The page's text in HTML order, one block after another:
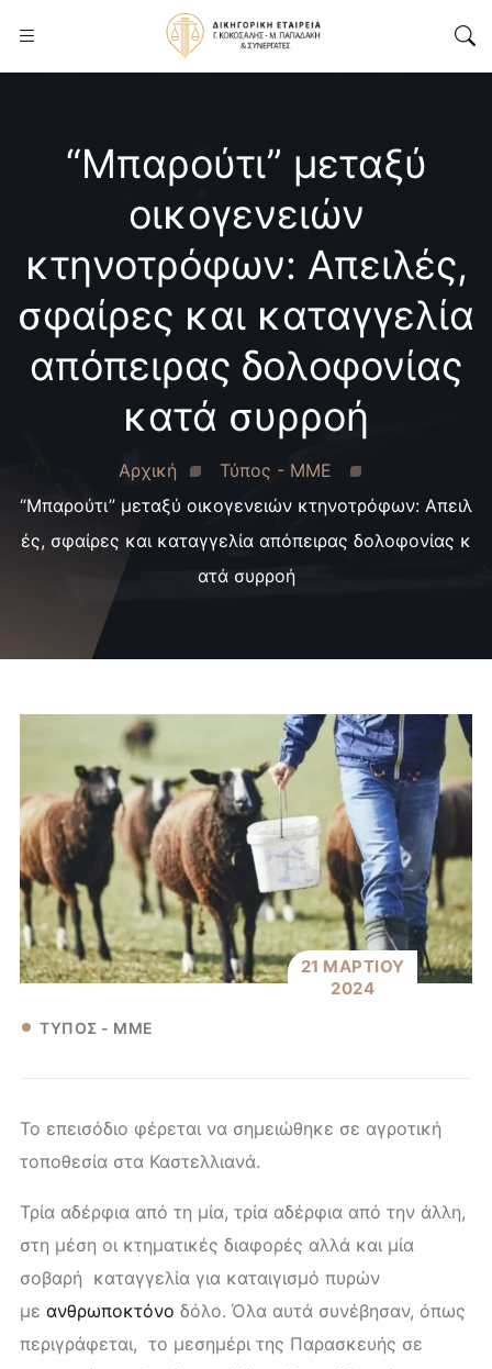
“Μπαρούτι” μεταξύ
οικογενειών
κτηνοτρόφων: Απειλές,
σφαίρες και καταγγελία
απόπειρας δολοφονίας
κατά συρροή
Αρχική
Τύπος - ΜΜΕ
“Μπαρούτι” μεταξύ οικογενειών κτηνοτρόφων: Απειλ
ές, σφαίρες και καταγγελία απόπειρας δολοφονίας κ
ατά συρροή
ΤΥΠΟΣ - ΜΜΕ
21 ΜΑΡΤΙΟΥ
2024
Το επεισόδιο φέρεται να σημειώθηκε σε αγροτική
τοποθεσία στα Καστελλιανά.
Τρία αδέρφια από τη μία, τρία αδέρφια από την άλλη,
στη μέση οι κτηματικές διαφορές αλλά και μία
σοβαρή καταγγελία για καταιγισμό πυρών
με ανθρωποκτόνο δόλο. Όλα αυτά συνέβησαν, όπως
περιγράφεται, το μεσημέρι της Παρασκευής σε